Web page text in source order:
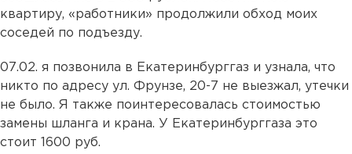
квартиру, «работники» продолжили обход моих
соседей по подъезду.
07.02. я позвонила в Екатеринбурггаз и узнала, что
никто по адресу ул. Фрунзе, 20-7 не выезжал, утечки
не было. Я также поинтересовалась стоимостью
замены шланга и крана. У Екатеринбурггаза это
стоит 1600 руб.